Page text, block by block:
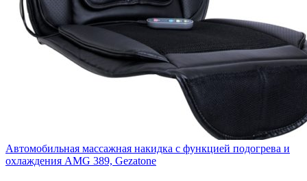
Автомобильная массажная накидка с функцией подогрева и
охлаждения AMG 389, Gezatone